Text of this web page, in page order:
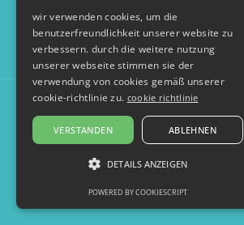
© by
datenschutzerklärung|
impressum
wir verwenden cookies, um die
benutzerfreundlichkeit unserer website zu
verbessern. durch die weitere nutzung
unserer webseite stimmen sie der
verwendung von cookies gemäß unserer
cookie-richtlinie zu. cookie richtlinie
VERSTANDEN ABLEHNEN
DETAILS ANZEIGEN
UNBEDINGT ERFORDERLICH
POWERED BY COOKIESCRIPT